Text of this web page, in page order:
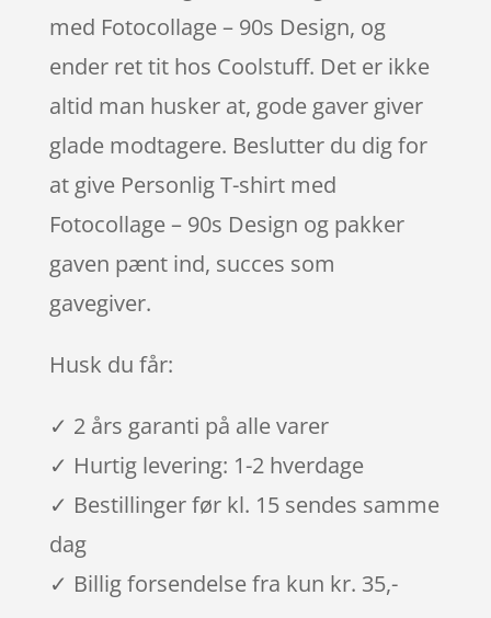
med Fotocollage – 90s Design, og
ender ret tit hos Coolstuff. Det er ikke
altid man husker at, gode gaver giver
glade modtagere. Beslutter du dig for
at give Personlig T-shirt med
Fotocollage – 90s Design og pakker
gaven pænt ind, succes som
gavegiver.
Husk du får:
✓ 2 års garanti på alle varer
✓ Hurtig levering: 1-2 hverdage
✓ Bestillinger før kl. 15 sendes samme
dag
✓ Billig forsendelse fra kun kr. 35,-